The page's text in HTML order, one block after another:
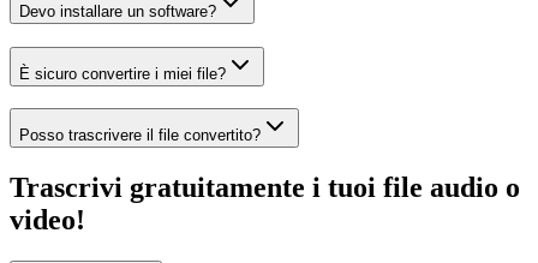
Devo installare un software?
È sicuro convertire i miei file?
Posso trascrivere il file convertito?
Trascrivi gratuitamente i tuoi file audio o
video!